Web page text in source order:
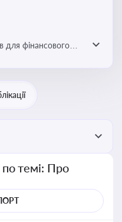
для фінансового
у договори та
темі: Про